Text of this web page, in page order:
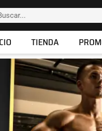
TIENDA